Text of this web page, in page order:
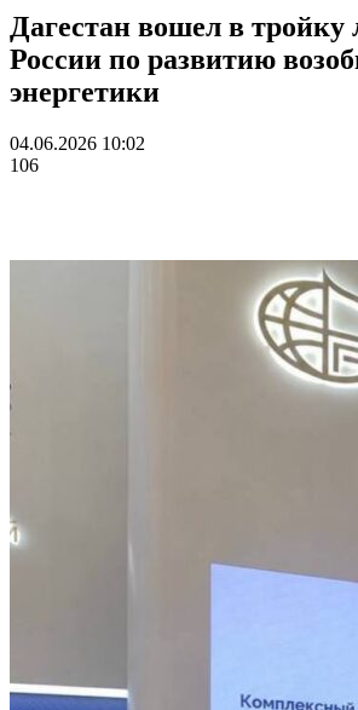
Дагестан вошел в тройку
России по развитию
энергетики
04.06.2026 10:02
106